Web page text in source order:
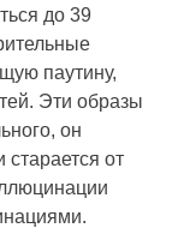
до 39
паутину,
Эти образы
он
от